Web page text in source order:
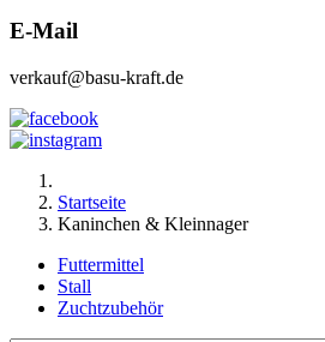
E-Mail
verkauf@basu-kraft.de
Startseite
Kaninchen & Kleinnager
Futtermittel
Stall
Zuchtzubehör